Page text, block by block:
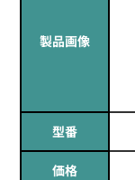
製品画像
型番
価格